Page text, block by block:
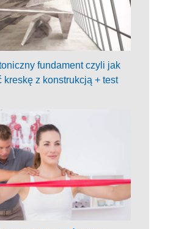
fundament czyli jak
kreskę z konstrukcją + test